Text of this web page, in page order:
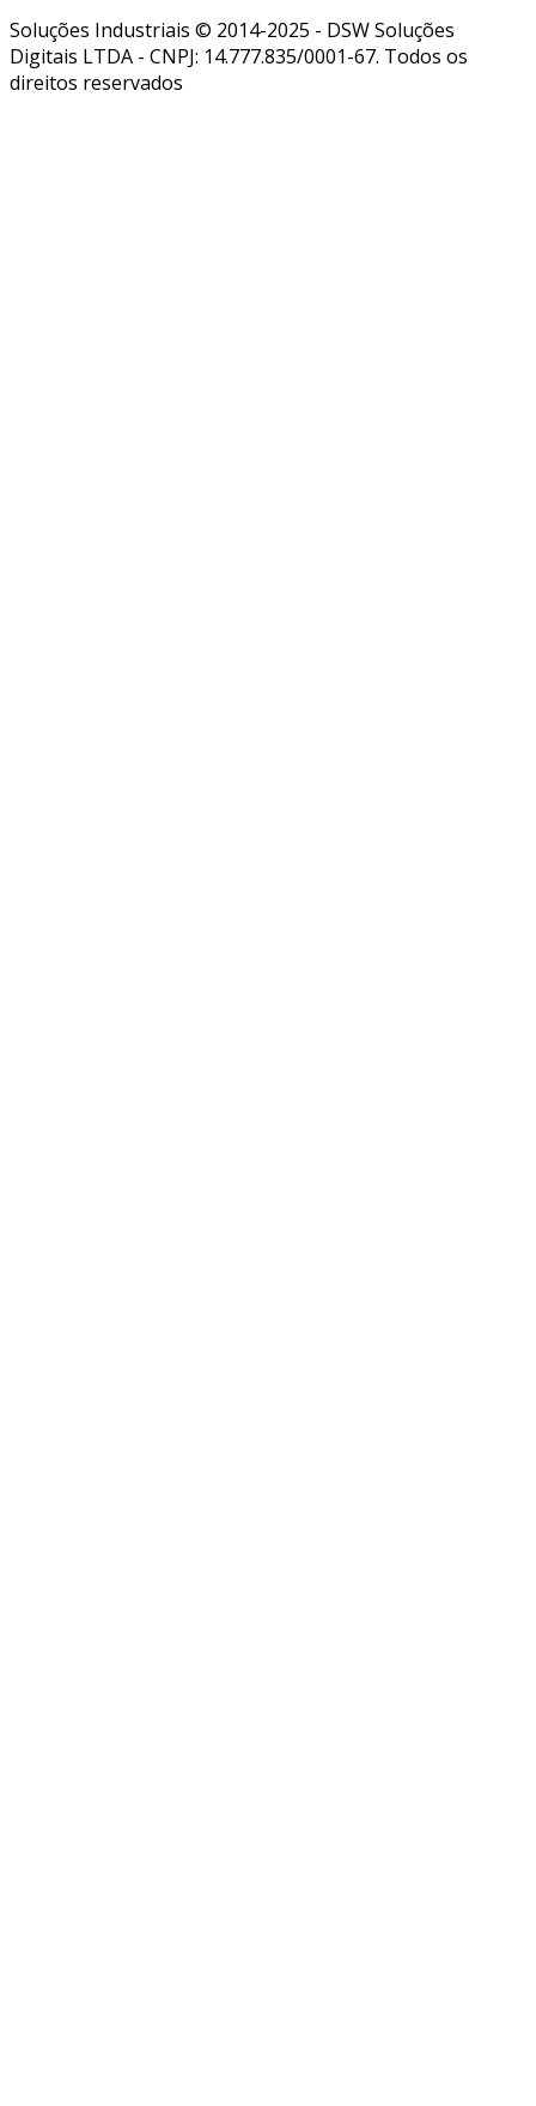
Soluções Industriais © 2014-2025 - DSW Soluções
Digitais LTDA - CNPJ: 14.777.835/0001-67. Todos os
direitos reservados